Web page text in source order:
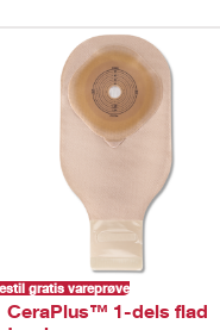
gratis vareprøve
CeraPlus™ 1-dels flad